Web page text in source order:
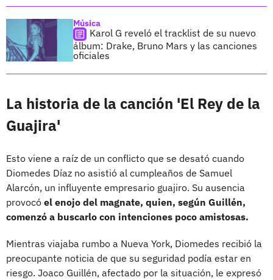
Música
Karol G reveló el tracklist de su nuevo
álbum: Drake, Bruno Mars y las canciones
oficiales
La historia de la canción 'El Rey de la
Guajira'
Esto viene a raíz de un conflicto que se desató cuando
Diomedes Díaz no asistió al cumpleaños de Samuel
Alarcón, un influyente empresario guajiro. Su ausencia
provocó el enojo del magnate, quien, según Guillén,
comenzó a buscarlo con intenciones poco amistosas.
Mientras viajaba rumbo a Nueva York, Diomedes recibió la
preocupante noticia de que su seguridad podía estar en
riesgo. Joaco Guillén, afectado por la situación, le expresó